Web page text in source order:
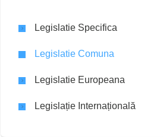
Legislatie Specifica
Legislatie Comuna
Legislatie Europeana
Legislație Internațională